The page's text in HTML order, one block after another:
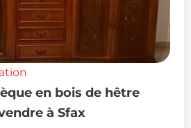
en bois de hêtre
à Sfax